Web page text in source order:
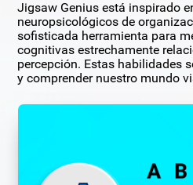
Jigsaw Genius está inspirado
neuropsicológicos de
sofisticada herramienta para
cognitivas estrechamente
percepción. Estas habilidades
y comprender nuestro mundo